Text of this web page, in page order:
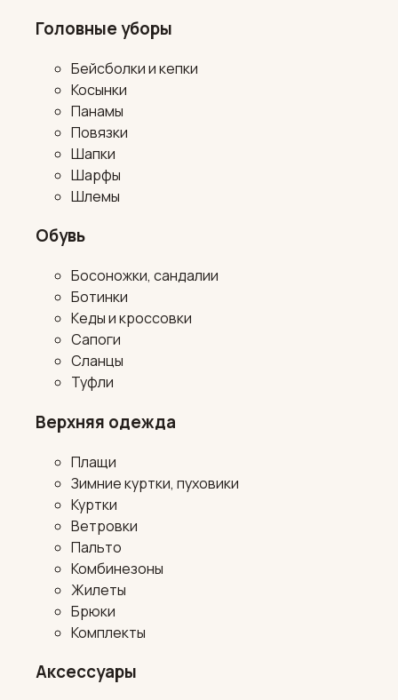
Головные уборы
Бейсболки и кепки
Косынки
Панамы
Повязки
Шапки
Шарфы
Шлемы
Обувь
Босоножки, сандалии
Ботинки
Кеды и кроссовки
Сапоги
Сланцы
Туфли
Верхняя одежда
Плащи
Зимние куртки, пуховики
Куртки
Ветровки
Пальто
Комбинезоны
Жилеты
Брюки
Комплекты
Аксессуары